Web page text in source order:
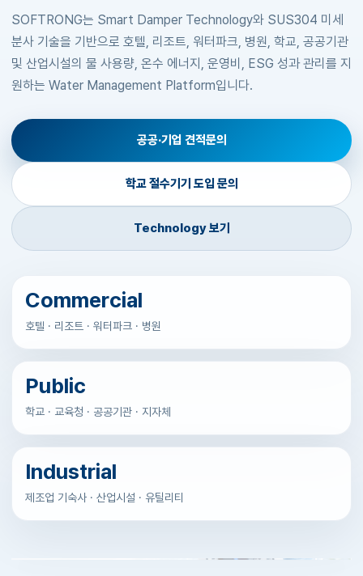
공공·기업 견적문의
SOFTRONG는 Smart Damper Technology와 SUS304 미세
분사 기술을 기반으로 호텔, 리조트, 워터파크, 병원, 학교, 공공기관
및 산업시설의 물 사용량, 온수 에너지, 운영비, ESG 성과 관리를 지
원하는 Water Management Platform입니다.
공공·기업 견적문의
학교 절수기기 도입 문의
Technology 보기
Commercial
호텔 · 리조트 · 워터파크 · 병원
Public
학교 · 교육청 · 공공기관 · 지자체
Industrial
제조업 기숙사 · 산업시설 · 유틸리티